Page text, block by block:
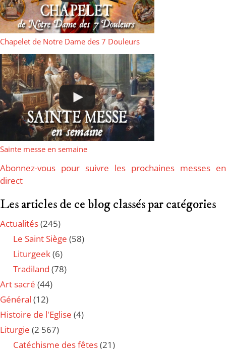
Chapelet de Notre Dame des 7 Douleurs
Sainte messe en semaine
Abonnez-vous pour suivre les prochaines messes en
direct
Les articles de ce blog classés par catégories
Actualités(245)
Le Saint Siège (58)
Liturgeek(6)
Tradiland (78)
Art sacré (44)
Général (12)
Histoire de l'Eglise (4)
Liturgie (2 567)
Catéchisme des fêtes(21)